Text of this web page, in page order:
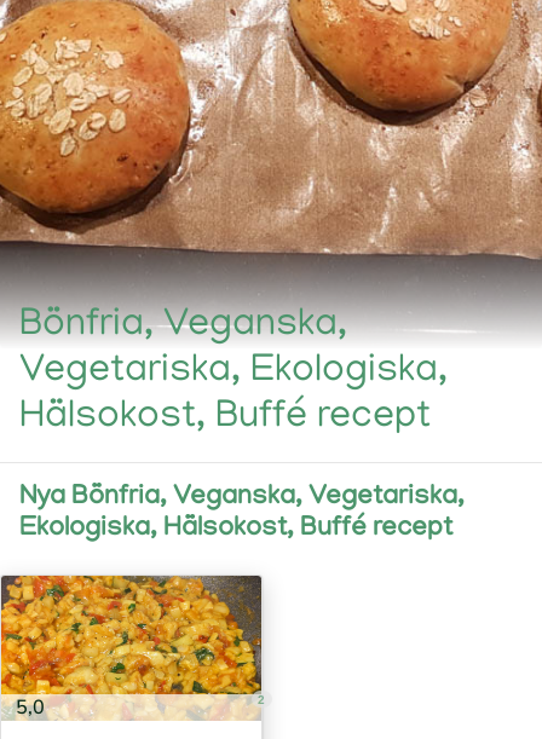
Bönfria, Veganska,
Vegetariska, Ekologiska,
Hälsokost, Buffé recept
Nya Bönfria, Veganska, Vegetariska,
Ekologiska, Hälsokost, Buffé recept
5,0 2